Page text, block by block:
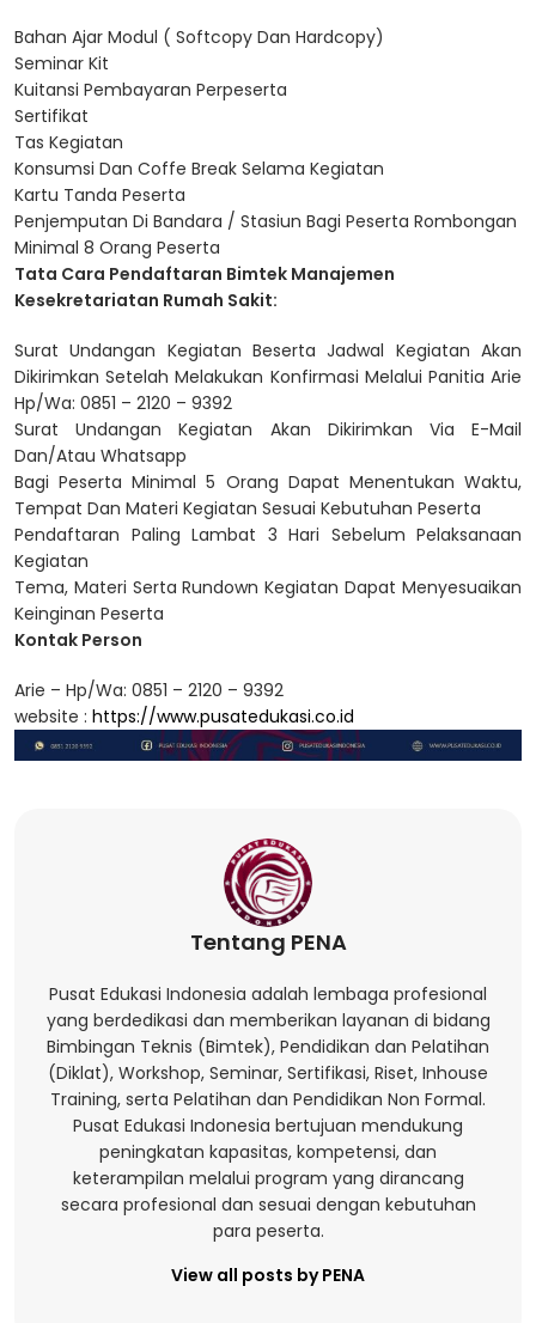
Bahan Ajar Modul ( Softcopy Dan Hardcopy)
Seminar Kit
Kuitansi Pembayaran Perpeserta
Sertifikat
Tas Kegiatan
Konsumsi Dan Coffe Break Selama Kegiatan
Kartu Tanda Peserta
Penjemputan Di Bandara / Stasiun Bagi Peserta Rombongan
Minimal 8 Orang Peserta
Tata Cara Pendaftaran Bimtek Manajemen
Kesekretariatan Rumah Sakit:
Surat Undangan Kegiatan Beserta Jadwal Kegiatan Akan
Dikirimkan Setelah Melakukan Konfirmasi Melalui Panitia Arie
Hp/Wa: 0851 – 2120 – 9392
Surat Undangan Kegiatan Akan Dikirimkan Via E-Mail
Dan/Atau Whatsapp
Bagi Peserta Minimal 5 Orang Dapat Menentukan Waktu,
Tempat Dan Materi Kegiatan Sesuai Kebutuhan Peserta
Pendaftaran Paling Lambat 3 Hari Sebelum Pelaksanaan
Kegiatan
Tema, Materi Serta Rundown Kegiatan Dapat Menyesuaikan
Keinginan Peserta
Kontak Person
Arie – Hp/Wa: 0851 – 2120 – 9392
website : https://www.pusatedukasi.co.id
Tentang PENA
Pusat Edukasi Indonesia adalah lembaga profesional
yang berdedikasi dan memberikan layanan di bidang
Bimbingan Teknis (Bimtek), Pendidikan dan Pelatihan
(Diklat), Workshop, Seminar, Sertifikasi, Riset, Inhouse
Training, serta Pelatihan dan Pendidikan Non Formal.
Pusat Edukasi Indonesia bertujuan mendukung
peningkatan kapasitas, kompetensi, dan
keterampilan melalui program yang dirancang
secara profesional dan sesuai dengan kebutuhan
para peserta.
View all posts by PENA